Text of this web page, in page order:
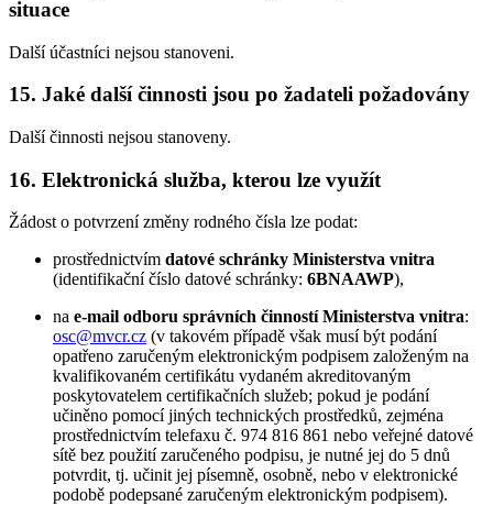
situace
Další účastníci nejsou stanoveni.
15. Jaké další činnosti jsou po žadateli požadovány
Další činnosti nejsou stanoveny.
16. Elektronická služba, kterou lze využít
Žádost o potvrzení změny rodného čísla lze podat:
prostřednictvím datové schránky Ministerstva vnitra
(identifikační číslo datové schránky: 6BNAAWP),
na e-mail odboru správních činností Ministerstva vnitra:
osc@mvcr.cz (v takovém případě však musí být podání
opatřeno zaručeným elektronickým podpisem založeným na
kvalifikovaném certifikátu vydaném akreditovaným
poskytovatelem certifikačních služeb; pokud je podání
učiněno pomocí jiných technických prostředků, zejména
prostřednictvím telefaxu č. 974 816 861 nebo veřejné datové
sítě bez použití zaručeného podpisu, je nutné jej do 5 dnů
potvrdit, tj. učinit jej písemně, osobně, nebo v elektronické
podobě podepsané zaručeným elektronickým podpisem).